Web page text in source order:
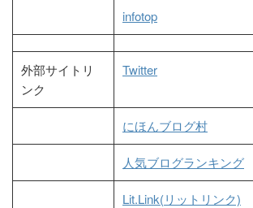
infotop
外部サイトリ
ンク
Twitter
にほんブログ村
人気ブログランキング
Lit.Link(リットリンク)